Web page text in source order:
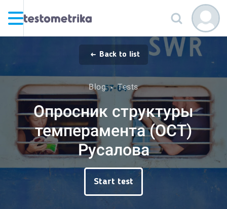
Back to list
Blog Tests
Опросник структуры
темперамента (ОСТ)
Русалова
Start test